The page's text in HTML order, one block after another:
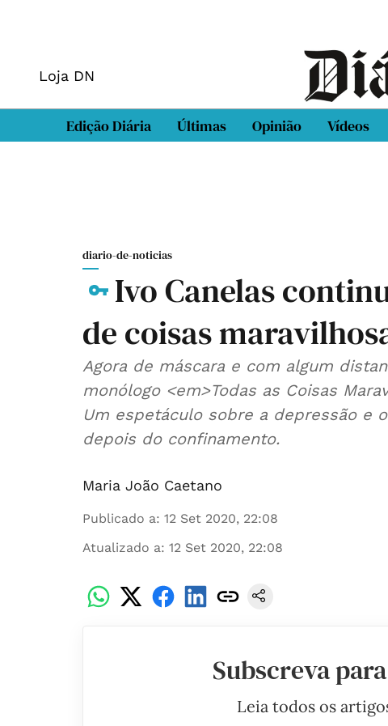
Loja DN
Edição Diária Últimas Opinião Vídeos
diario-de-noticias
Ivo Canelas
de coisas
Agora de máscara e com algum
monólogo <em>Todas as Coisas
Um espetáculo sobre a depressão e
depois do confinamento.
Maria João Caetano
Publicado a: 12 Set 2020, 22:08
Atualizado a: 12 Set 2020, 22:08
Subscreva
Leia todos os